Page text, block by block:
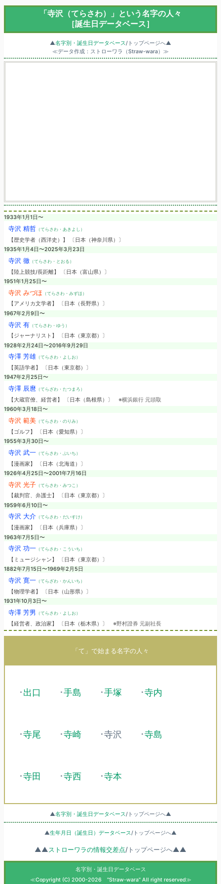
「寺沢（てらさわ）」という名字の人々
［誕生日データベース］
▲名字別・誕生日データベース/トップページへ▲
≪データ作成：ストローワラ（Straw-wara）≫
1933年1月1日〜
寺沢 精哲（てらさわ・あきよし）
【歴史学者（西洋史）】 〔日本（神奈川県）〕
1935年1月4日〜2025年3月23日
寺沢 徹（てらさわ・とおる）
【陸上競技/長距離】 〔日本（富山県）〕
1951年1月25日〜
寺沢 みづほ （てらさわ・みずほ）
【アメリカ文学者】 〔日本（長野県）〕
1967年2月9日〜
寺沢 有 （てらさわ・ゆう）
【ジャーナリスト】 〔日本（東京都）〕
1928年2月24日〜2016年9月29日
寺澤 芳雄（てらさわ・よしお）
【英語学者】 〔日本（東京都）〕
1947年2月25日〜
寺澤 辰麿 （てらざわ・たつまろ）
【大蔵官僚、経営者】 〔日本（島根県）〕 ※横浜銀行 元頭取
1960年3月18日〜
寺沢 範美（てらさわ・のりみ）
【ゴルフ】 〔日本（愛知県）〕
1955年3月30日〜
寺沢 武一（てらさわ・ぶいち）
【漫画家】 〔日本（北海道）〕
1926年4月25日〜2001年7月16日
寺沢 光子（てらさわ・みつこ）
【裁判官、弁護士】 〔日本（東京都）〕
1959年6月10日〜
寺沢 大介（てらさわ・だいすけ）
【漫画家】 〔日本（兵庫県）〕
1963年7月5日〜
寺沢 功一（てらさわ・こういち）
【ミュージシャン】 〔日本（東京都）〕
1882年7月15日〜1969年2月5日
寺沢 寛一（てらざわ・かんいち）
【物理学者】 〔日本（山形県）〕
1931年10月3日〜
寺澤 芳男 （てらさわ・よしお）
【経営者、政治家】 〔日本（栃木県）〕 ※野村證券 元副社長
「て」で始まる名字の人々
･出口 ･手島 ･手塚 ･寺内
･寺尾 ･寺崎 ･寺沢 ･寺島
･寺田 ･寺西 ･寺本
▲名字別・誕生日データベース/トップページへ▲
▲生年月日（誕生日）データベース/トップページへ▲
▲▲ストローワラの情報交差点/トップページへ▲▲
名字別・誕生日データベース
≪Copyright (C) 2000-2026 "Straw-wara" All right reserved≫